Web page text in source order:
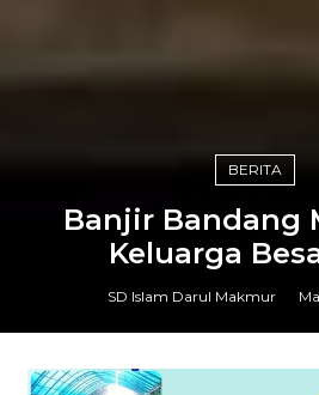
BERITA
Banjir Bandang
Keluarga
SD Islam Darul Makmur